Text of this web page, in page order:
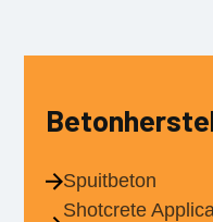
Spuitbeton
Shotcrete